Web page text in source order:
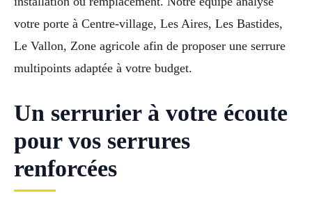
votre porte à Centre-village, Les Aires, Les Bastides,
Le Vallon, Zone agricole afin de proposer une serrure
multipoints adaptée à votre budget.
Un serrurier à votre écoute
pour vos serrures
renforcées